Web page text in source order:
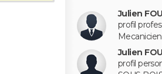
Julien
profil
Mecanicien
Julien
profil